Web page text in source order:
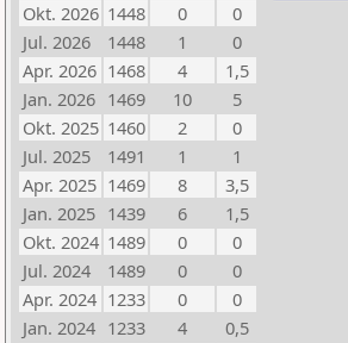
Okt. 2026 1448 0
0
Jul. 2026
1448 1
0
Apr. 2026 1468 4
1,5
Jan. 2026 1469 10
5
Okt. 2025 1460 2
0
Jul. 2025
1491 1
1
Apr. 2025 1469 8
3,5
Jan. 2025 1439 6
1,5
Okt. 2024 1489 0
0
Jul. 2024
1489 0
0
Apr. 2024 1233 0
0
Jan. 2024 1233 4
0,5